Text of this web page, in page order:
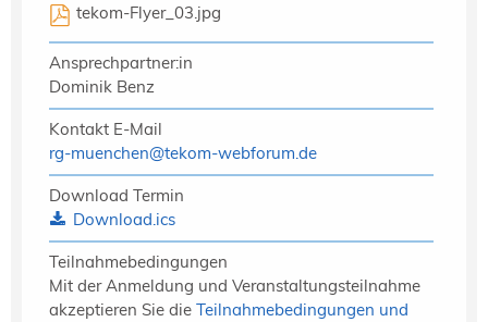
tekom-Flyer_03.jpg
Ansprechpartner:in
Dominik Benz
Kontakt E-Mail
rg-muenchen@tekom-webforum.de
Download Termin
Download.ics
Teilnahmebedingungen
Mit der Anmeldung und Veranstaltungsteilnahme
akzeptieren Sie die Teilnahmebedingungen und